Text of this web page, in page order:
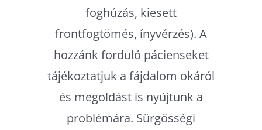
foghúzás, kiesett
frontfogtömés, ínyvérzés). A
hozzánk forduló pácienseket
tájékoztatjuk a fájdalom okáról
és megoldást is nyújtunk a
problémára. Sürgősségi